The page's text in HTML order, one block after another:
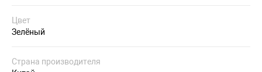
Цвет
Зелёный
Страна производителя